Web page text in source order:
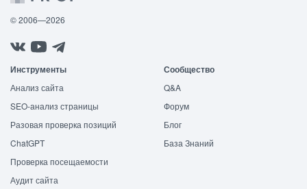
© 2006—2026
Инструменты
Анализ сайта
SEO-анализ страницы
Разовая проверка позиций
ChatGPT
Проверка посещаемости
Аудит сайта
Сообщество
Q&A
Форум
Блог
База Знаний